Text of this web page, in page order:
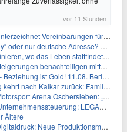
vor 11 Stunden
Zuwendungen in Höhe von 4,84 Mio. $ von der kanadischen Regierung für Straßeninfrastruktur und Stromübertragungsleitungen
So erkennen Sie, wo Ihre Leiterplatten wirklich gefertigt werden
Mobile EEG-Technologie bringt Neurofeedback in den Alltag
benachteiligen mittelständische Unternehmen
ist Gold! 11.08. Berlin – 18:30 Uhr
Familien-Event verbindet Sport und Freizeitpark-Erlebnis
„Tage des Donners – die Börde bebt“ feiert ostdeutsche Fahrzeugkultur
stellt neues NIS2-Scoremodell für die Bewertung kritischer Verträge vor
Ältere
Produktionsmodelle für eine Branche im Wandel